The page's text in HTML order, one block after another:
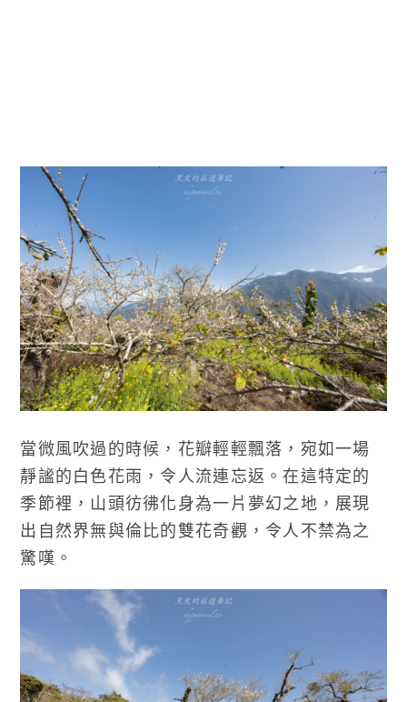
當微風吹過的時候，花瓣輕輕飄落，宛如一場
靜謐的白色花雨，令人流連忘返。在這特定的
季節裡，山頭彷彿化身為一片夢幻之地，展現
出自然界無與倫比的雙花奇觀，令人不禁為之
驚嘆。